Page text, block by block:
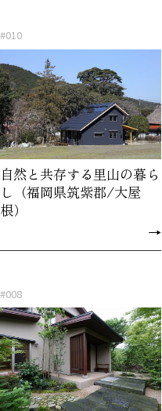
#010
自然と共存する里山の暮ら
し（福岡県筑紫郡/大屋
根）
→
#008